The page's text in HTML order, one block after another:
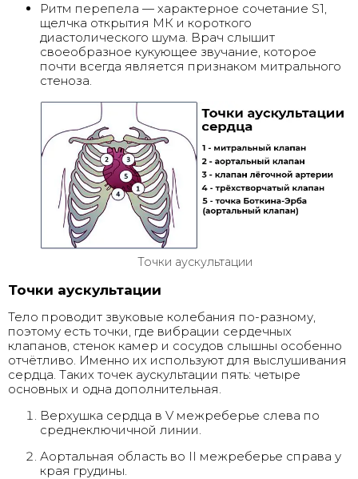
Ритм перепела — характерное сочетание S1,
щелчка открытия МК и короткого
диастолического шума. Врач слышит
своеобразное кукующее звучание, которое
почти всегда является признаком митрального
стеноза.
Точки аускультации
Точки аускультации
Тело проводит звуковые колебания по-разному,
поэтому есть точки, где вибрации сердечных
клапанов, стенок камер и сосудов слышны особенно
отчётливо. Именно их используют для выслушивания
сердца. Таких точек аускультации пять: четыре
основных и одна дополнительная.
Верхушка сердца в V межреберье слева по
среднеключичной линии.
Аортальная область во II межреберье справа у
края грудины.